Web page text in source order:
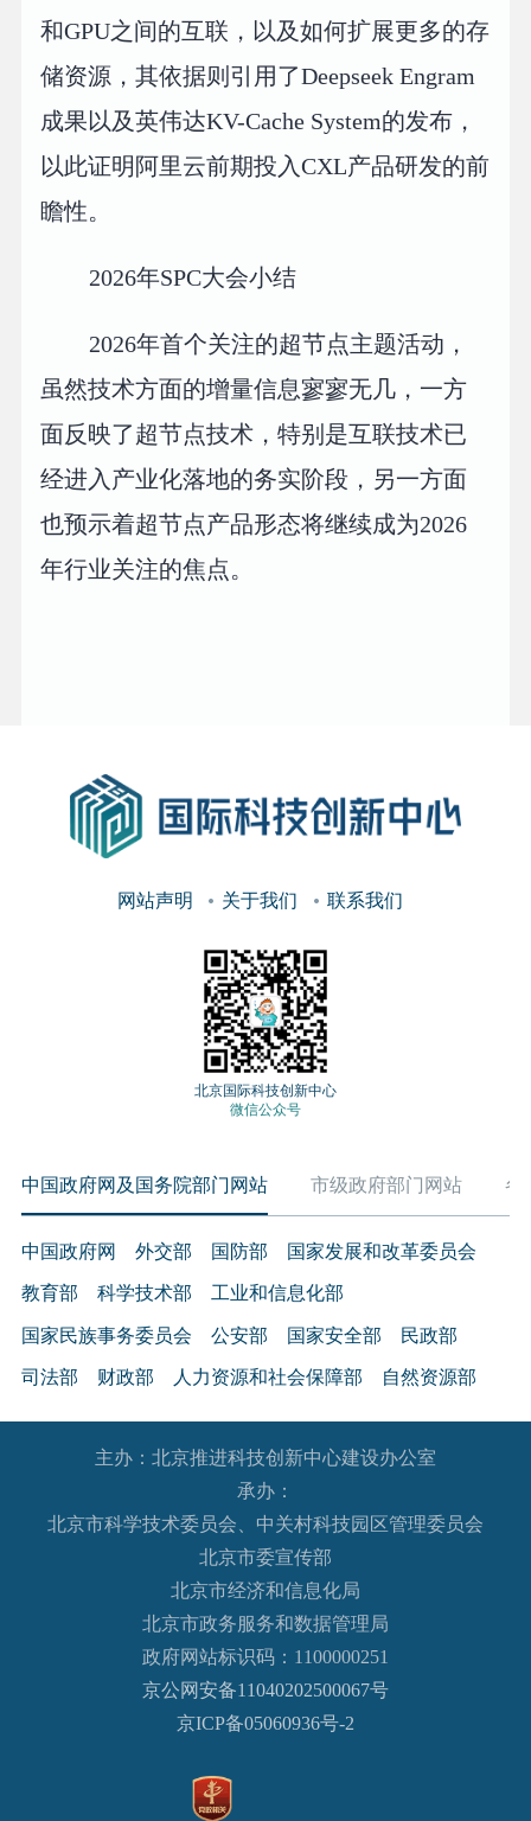
和GPU之间的互联，以及如何扩展更多的存
储资源，其依据则引用了Deepseek Engram
成果以及英伟达KV-Cache System的发布，
以此证明阿里云前期投入CXL产品研发的前
瞻性。
2026年SPC大会小结
2026年首个关注的超节点主题活动，
虽然技术方面的增量信息寥寥无几，一方
面反映了超节点技术，特别是互联技术已
经进入产业化落地的务实阶段，另一方面
也预示着超节点产品形态将继续成为2026
年行业关注的焦点。
网站声明 关于我们 联系我们
北京国际科技创新中心
微信公众号
中国政府网及国务院部门网站 市级政府部门网站 各
中国政府网 外交部 国防部 国家发展和改革委员会
教育部 科学技术部 工业和信息化部
国家民族事务委员会 公安部 国家安全部 民政部
司法部 财政部 人力资源和社会保障部 自然资源部
生态环境部 住房和城乡建设部 交通运输部 水利部
农业农村部 商务部 文化和旅游部
退役军人事务部
国家语言文字工作委员会
国家航天局 国家原子能机构
国家核安全局
国务院国有资产监督管理委员会 海关总署
国家市场监督管理总局
国家医疗保障局
主办：北京推进科技创新中心建设办公室
承办：
北京市科学技术委员会、中关村科技园区管理委员会
北京市委宣传部
北京市经济和信息化局
北京市政务服务和数据管理局
政府网站标识码：1100000251
京公网安备11040202500067号
京ICP备05060936号-2